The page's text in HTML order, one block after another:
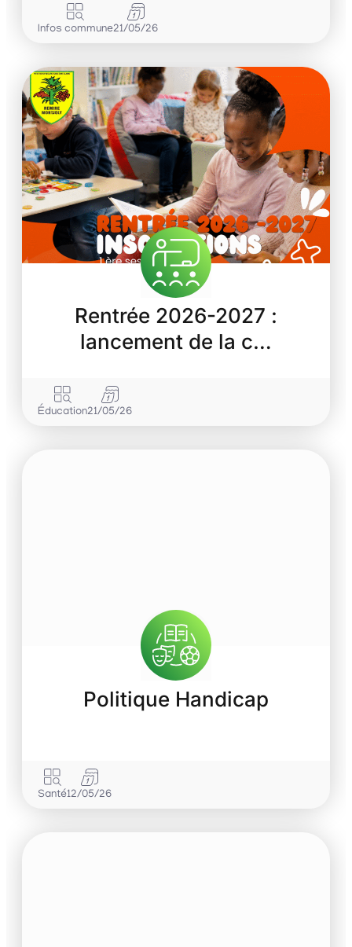
Infos commune21/05/26
Rentrée 2026-2027 :
lancement de la c…
Éducation21/05/26
Politique Handicap
Santé12/05/26